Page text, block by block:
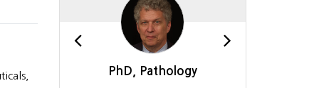
PhD, Pathology